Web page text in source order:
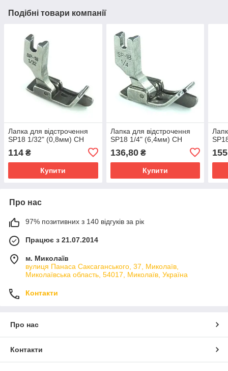
Подібні товари компанії
Лапка для відстрочення
SP18 1/32" (0,8мм) CH
114 ₴
Купити
Лапка для відстрочення
SP18 1/4" (6,4мм) CH
136,80₴
Купити
Про нас
97% позитивних з 140 відгуків за рік
Працює з 21.07.2014
м. Миколаїв
вулиця Панаса Саксаганського, 37, Миколаїв,
Миколаївська область, 54017, Миколаїв, Україна
Контакти
Про нас
Контакти